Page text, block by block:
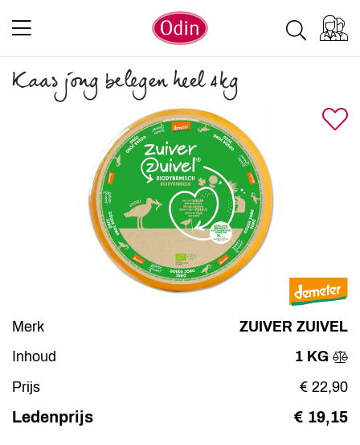
Kaas jong belegen heel 4kg
Merk
ZUIVER ZUIVEL
Inhoud
1 KG
Prijs
€ 22,90
Ledenprijs € 19,15